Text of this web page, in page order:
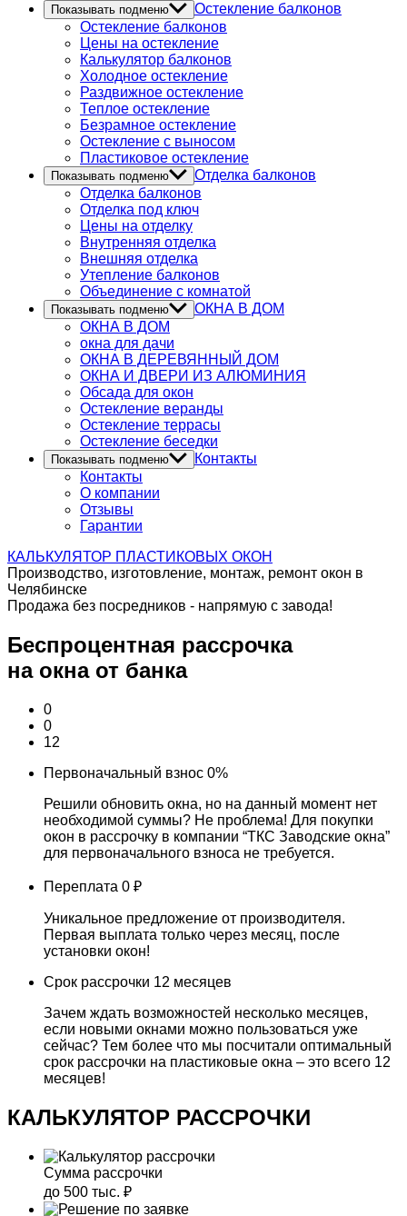
Показывать подменю
Остекление балконов
Остекление балконов
Цены на остекление
Калькулятор балконов
Холодное остекление
Раздвижное остекление
Теплое остекление
Безрамное остекление
Остекление с выносом
Пластиковое остекление
Показывать подменю
Отделка балконов
Отделка балконов
Отделка под ключ
Цены на отделку
Внутренняя отделка
Внешняя отделка
Утепление балконов
Объединение с комнатой
Показывать подменю
ОКНА В ДОМ
ОКНА В ДОМ
окна для дачи
ОКНА В ДЕРЕВЯННЫЙ ДОМ
ОКНА И ДВЕРИ ИЗ АЛЮМИНИЯ
Обсада для окон
Остекление веранды
Остекление террасы
Остекление беседки
Показывать подменю
Контакты
Контакты
О компании
Отзывы
Гарантии
КАЛЬКУЛЯТОР ПЛАСТИКОВЫХ ОКОН
Производство, изготовление, монтаж, ремонт окон в
Челябинске
Продажа без посредников - напрямую с завода!
Беспроцентная рассрочка
на окна от банка
0
0
12
Первоначальный взнос 0%
Решили обновить окна, но на данный момент нет
необходимой суммы? Не проблема! Для покупки
окон в рассрочку в компании “ТКС Заводские окна”
для первоначального взноса не требуется.
Переплата 0 ₽
Уникальное предложение от производителя.
Первая выплата только через месяц, после
установки окон!
Срок рассрочки 12 месяцев
Зачем ждать возможностей несколько месяцев,
если новыми окнами можно пользоваться уже
сейчас? Тем более что мы посчитали оптимальный
срок рассрочки на пластиковые окна – это всего 12
месяцев!
КАЛЬКУЛЯТОР РАССРОЧКИ
Сумма рассрочки
до 500 тыс. ₽